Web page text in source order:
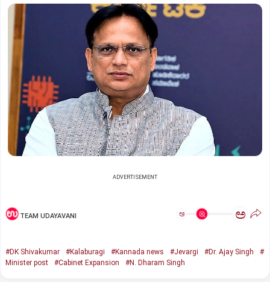
ADVERTISEMENT
TEAM UDAYAVANI ಅ ಅ
#DK Shivakumar #Kalaburagi #Kannada news #Jevargi #Dr. Ajay Singh
#
Minister post
#Cabinet Expansion #N. Dharam Singh